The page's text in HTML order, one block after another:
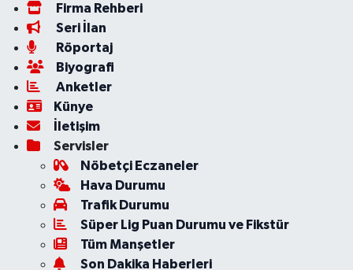
Firma Rehberi
Seri İlan
Röportaj
Biyografi
Anketler
Künye
İletişim
Servisler
Nöbetçi Eczaneler
Hava Durumu
Trafik Durumu
Süper Lig Puan Durumu ve Fikstür
Tüm Manşetler
Son Dakika Haberleri